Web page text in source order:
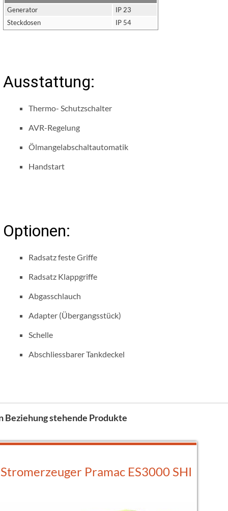
Generator
IP 23
Steckdosen
IP 54
Ausstattung:
Thermo- Schutzschalter
AVR-Regelung
Ölmangelabschaltautomatik
Handstart
Optionen:
Radsatz feste Griffe
Radsatz Klappgriffe
Abgasschlauch
Adapter (Übergangsstück)
Schelle
Abschliessbarer Tankdeckel
Beziehung stehende Produkte
Stromerzeuger Pramac ES3000 SHI